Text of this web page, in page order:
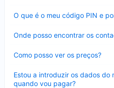
O que é o meu código PIN e
fechado
Onde posso encontrar os
fechado
Como posso ver os preços?
fechado
Estou a introduzir os dados do
quando vou pagar?
fechado